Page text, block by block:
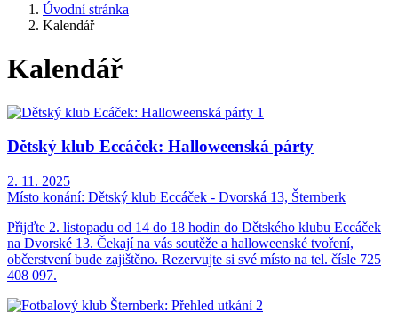
Úvodní stránka
Kalendář
Kalendář
Dětský klub Eccáček: Halloweenská párty
2. 11. 2025
Místo konání: Dětský klub Eccáček - Dvorská 13, Šternberk
Přijďte 2. listopadu od 14 do 18 hodin do Dětského klubu Eccáček
na Dvorské 13. Čekají na vás soutěže a halloweenské tvoření,
občerstvení bude zajištěno. Rezervujte si své místo na tel. čísle 725
408 097.